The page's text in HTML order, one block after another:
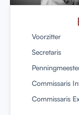
Voorzitter
Secretaris
Commissaris
Commissaris